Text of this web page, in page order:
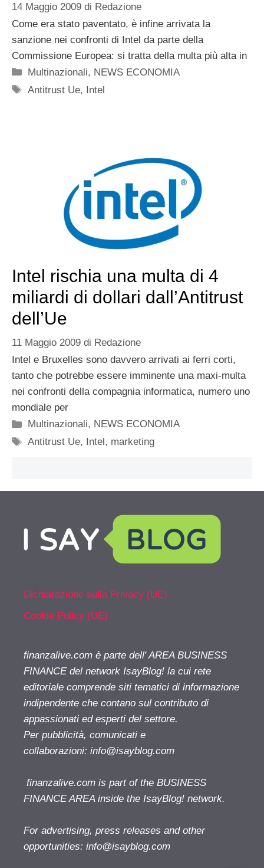
14 Maggio 2009 di Redazione
Come era stato paventato, è infine arrivata la
sanzione nei confronti di Intel da parte della
Commissione Europea: si tratta della multa più alta in
Categorie
Multinazionali, NEWS ECONOMIA
Tag
Antitrust Ue, Intel
Intel rischia una multa di 4
miliardi di dollari dall’Antitrust
dell’Ue
11 Maggio 2009 di Redazione
Intel e Bruxelles sono davvero arrivati ai ferri corti,
tanto che potrebbe essere imminente una maxi-multa
nei confronti della compagnia informatica, numero uno
mondiale per
Categorie
Multinazionali, NEWS ECONOMIA
Tag
Antitrust Ue, Intel , marketing
Dichiarazione sulla Privacy (UE)
Cookie Policy (UE)
finanzalive.com è parte dell' AREA BUSINESS
FINANCE del network IsayBlog! la cui rete
editoriale comprende siti tematici di informazione
indipendente che contano sul contributo di
appassionati ed esperti del settore.
Per pubblicità, comunicati e
collaborazioni: info@isayblog.com
finanzalive.com is part of the BUSINESS
FINANCE AREA inside the IsayBlog! network.
For advertising, press releases and other
opportunities: info@isayblog.com